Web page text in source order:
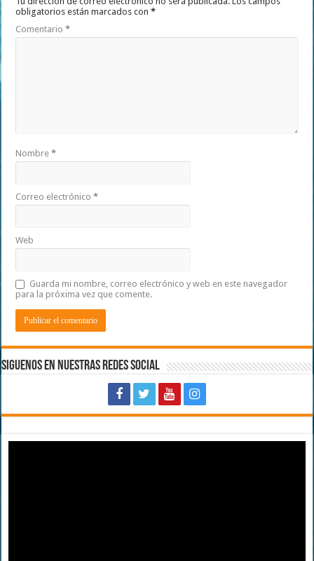
obligatorios están marcados con*
Comentario*
Nombre*
Correo electrónico*
Web
Guarda mi nombre, correo electrónico y web en este navegador
para la próxima vez que comente.
Siguenos en Nuestras Redes Social